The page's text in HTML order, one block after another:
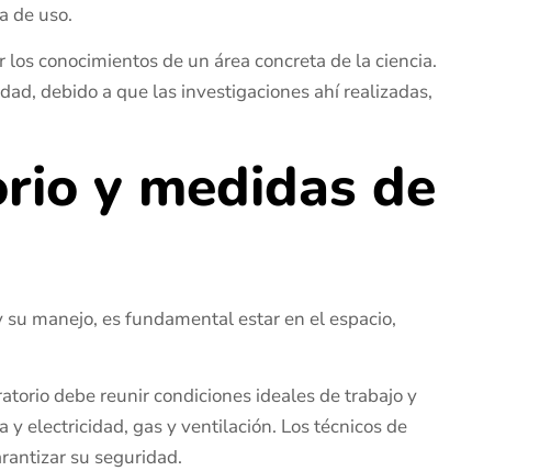
de uso.
conocimientos de un área concreta de la ciencia.
debido a que las investigaciones ahí realizadas,
y medidas de
manejo, es fundamental estar en el espacio,
debe reunir condiciones ideales de trabajo y
y electricidad, gas y ventilación. Los técnicos de
su seguridad.